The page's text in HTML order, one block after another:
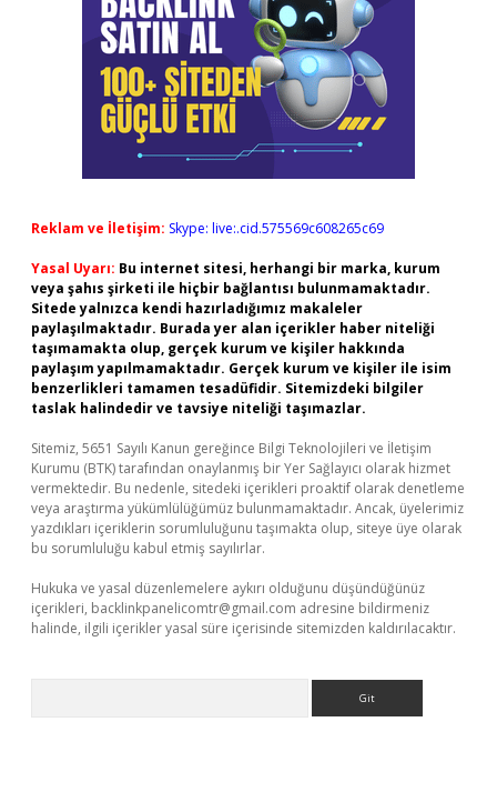
Reklam ve İletişim: Skype: live:.cid.575569c608265c69
Yasal Uyarı: Bu internet sitesi, herhangi bir marka, kurum
veya şahıs şirketi ile hiçbir bağlantısı bulunmamaktadır.
Sitede yalnızca kendi hazırladığımız makaleler
paylaşılmaktadır. Burada yer alan içerikler haber niteliği
taşımamakta olup, gerçek kurum ve kişiler hakkında
paylaşım yapılmamaktadır. Gerçek kurum ve kişiler ile isim
benzerlikleri tamamen tesadüfidir. Sitemizdeki bilgiler
taslak halindedir ve tavsiye niteliği taşımazlar.
Sitemiz, 5651 Sayılı Kanun gereğince Bilgi Teknolojileri ve İletişim
Kurumu (BTK) tarafından onaylanmış bir Yer Sağlayıcı olarak hizmet
vermektedir. Bu nedenle, sitedeki içerikleri proaktif olarak denetleme
veya araştırma yükümlülüğümüz bulunmamaktadır. Ancak, üyelerimiz
yazdıkları içeriklerin sorumluluğunu taşımakta olup, siteye üye olarak
bu sorumluluğu kabul etmiş sayılırlar.
Hukuka ve yasal düzenlemelere aykırı olduğunu düşündüğünüz
içerikleri, backlinkpanelicomtr@gmail.com adresine bildirmeniz
halinde, ilgili içerikler yasal süre içerisinde sitemizden kaldırılacaktır.